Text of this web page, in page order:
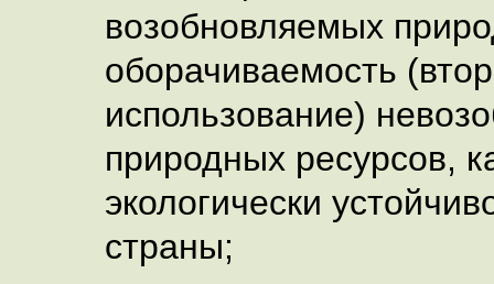
возобновляемых
оборачиваемость
использование)
природных ресурсов,
экологически
страны;